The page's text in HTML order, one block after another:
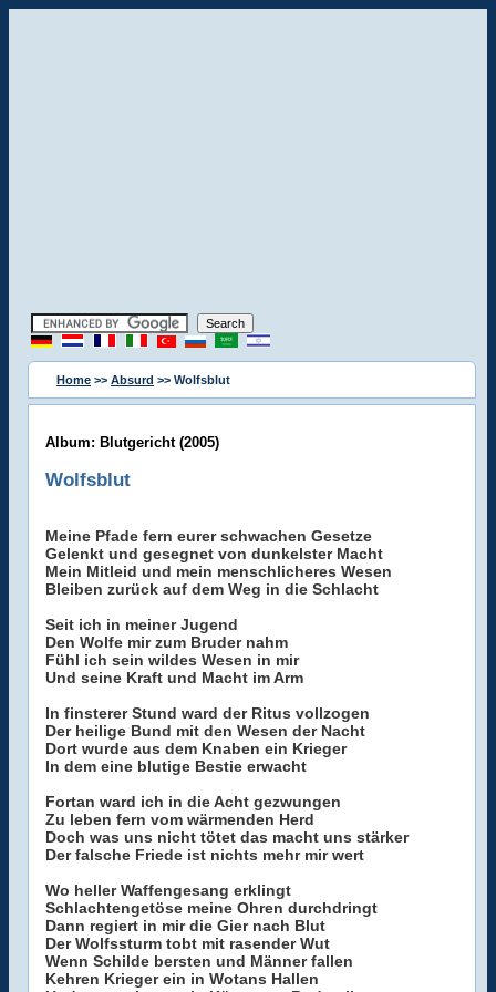
Home >> Absurd >> Wolfsblut
Album: Blutgericht (2005)
Wolfsblut
Meine Pfade fern eurer schwachen Gesetze
Gelenkt und gesegnet von dunkelster Macht
Mein Mitleid und mein menschlicheres Wesen
Bleiben zurück auf dem Weg in die Schlacht
Seit ich in meiner Jugend
Den Wolfe mir zum Bruder nahm
Fühl ich sein wildes Wesen in mir
Und seine Kraft und Macht im Arm
In finsterer Stund ward der Ritus vollzogen
Der heilige Bund mit den Wesen der Nacht
Dort wurde aus dem Knaben ein Krieger
In dem eine blutige Bestie erwacht
Fortan ward ich in die Acht gezwungen
Zu leben fern vom wärmenden Herd
Doch was uns nicht tötet das macht uns stärker
Der falsche Friede ist nichts mehr mir wert
Wo heller Waffengesang erklingt
Schlachtengetöse meine Ohren durchdringt
Dann regiert in mir die Gier nach Blut
Der Wolfssturm tobt mit rasender Wut
Wenn Schilde bersten und Männer fallen
Kehren Krieger ein in Wotans Hallen